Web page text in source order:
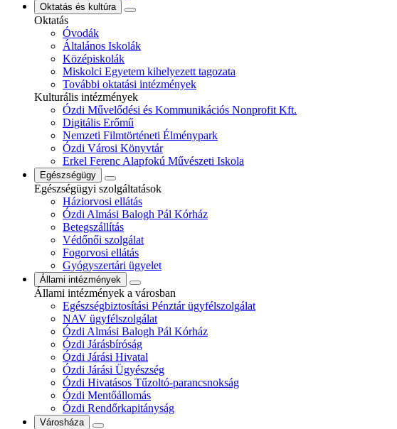
Oktatás és kultúra
Oktatás
Óvodák
Általános Iskolák
Középiskolák
Miskolci Egyetem kihelyezett tagozata
További oktatási intézmények
Kulturális intézmények
Ózdi Művelődési és Kommunikációs Nonprofit Kft.
Digitális Erőmű
Nemzeti Filmtörténeti Élménypark
Ózdi Városi Könyvtár
Erkel Ferenc Alapfokú Művészeti Iskola
Egészségügy
Egészségügyi szolgáltatások
Háziorvosi ellátás
Ózdi Almási Balogh Pál Kórház
Betegszállítás
Védőnői szolgálat
Fogorvosi ellátás
Gyógyszertári ügyelet
Állami intézmények
Állami intézmények a városban
Egészségbiztosítási Pénztár ügyfélszolgálat
NAV ügyfélszolgálat
Ózdi Almási Balogh Pál Kórház
Ózdi Járásbíróság
Ózdi Járási Hivatal
Ózdi Járási Ügyészség
Ózdi Hivatásos Tűzoltó-parancsnokság
Ózdi Mentőállomás
Ózdi Rendőrkapitányság
Városháza